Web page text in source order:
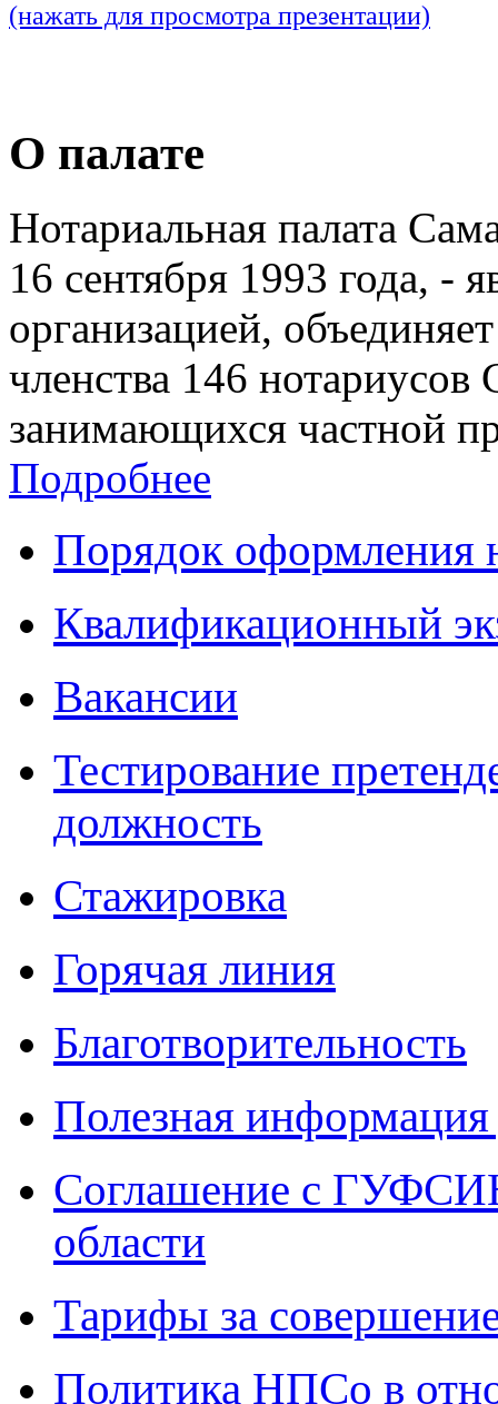
(нажать для просмотра презентации)
О палате
Нотариальная палата
16 сентября 1993 года, -
организацией,
членства 146 нотариусов
занимающихся частной
Подробнее
Порядок оформления
Квалификационный
Вакансии
Тестирование
должность
Стажировка
Горячая линия
Благотворительность
Полезная
Соглашение с
области
Тарифы за
Политика НПСо в